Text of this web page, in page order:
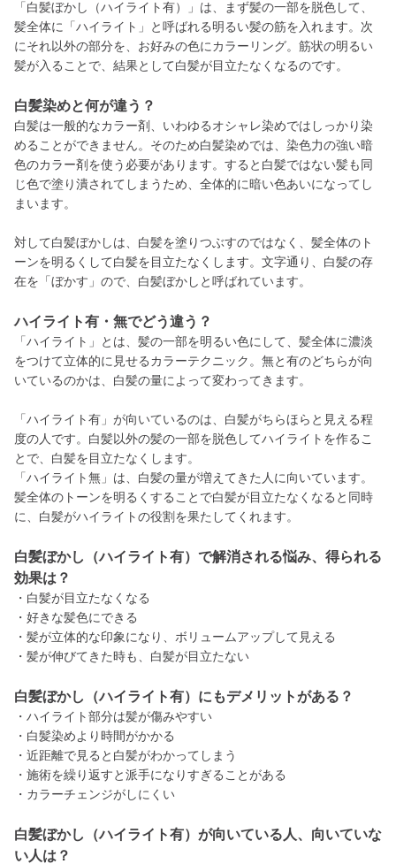
「白髪ぼかし（ハイライト有）」は、まず髪の一部を脱色して、
髪全体に「ハイライト」と呼ばれる明るい髪の筋を入れます。次
にそれ以外の部分を、お好みの色にカラーリング。筋状の明るい
髪が入ることで、結果として白髪が目立たなくなるのです。
白髪染めと何が違う？
白髪は一般的なカラー剤、いわゆるオシャレ染めではしっかり染
めることができません。そのため白髪染めでは、染色力の強い暗
色のカラー剤を使う必要があります。すると白髪ではない髪も同
じ色で塗り潰されてしまうため、全体的に暗い色あいになってし
まいます。
対して白髪ぼかしは、白髪を塗りつぶすのではなく、髪全体のト
ーンを明るくして白髪を目立たなくします。文字通り、白髪の存
在を「ぼかす」ので、白髪ぼかしと呼ばれています。
ハイライト有・無でどう違う？
「ハイライト」とは、髪の一部を明るい色にして、髪全体に濃淡
をつけて立体的に見せるカラーテクニック。無と有のどちらが向
いているのかは、白髪の量によって変わってきます。
「ハイライト有」が向いているのは、白髪がちらほらと見える程
度の人です。白髪以外の髪の一部を脱色してハイライトを作るこ
とで、白髪を目立たなくします。
「ハイライト無」は、白髪の量が増えてきた人に向いています。
髪全体のトーンを明るくすることで白髪が目立たなくなると同時
に、白髪がハイライトの役割を果たしてくれます。
白髪ぼかし（ハイライト有）で解消される悩み、得られる
効果は？
・白髪が目立たなくなる
・好きな髪色にできる
・髪が立体的な印象になり、ボリュームアップして見える
・髪が伸びてきた時も、白髪が目立たない
白髪ぼかし（ハイライト有）にもデメリットがある？
・ハイライト部分は髪が傷みやすい
・白髪染めより時間がかかる
・近距離で見ると白髪がわかってしまう
・施術を繰り返すと派手になりすぎることがある
・カラーチェンジがしにくい
白髪ぼかし（ハイライト有）が向いている人、向いていな
い人は？